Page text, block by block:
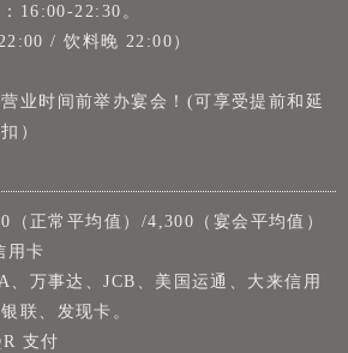
16:00-22:30。
/ 饮料晚 22:00）
业时间前举办宴会！(可享受提前和延
）
（正常平均值）/4,300（宴会平均值）
用卡
、万事达、JCB、美国运通、大来信用
联、发现卡。
支付